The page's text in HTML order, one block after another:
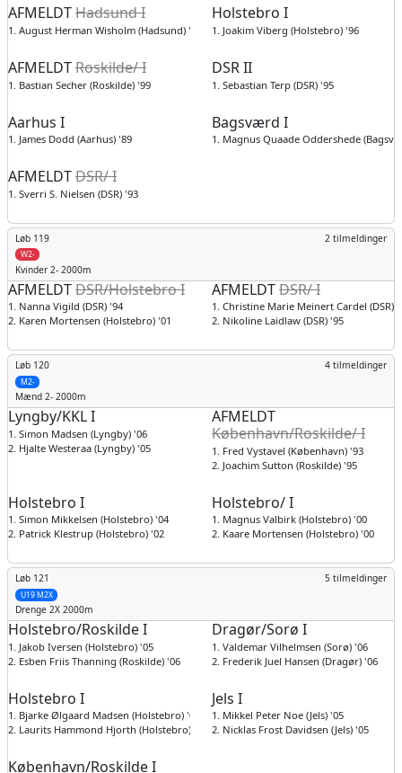
AFMELDTHadsund I
1. August Herman Wisholm (Hadsund) '04
Holstebro I
1. Joakim Viberg (Holstebro) '96
AFMELDTRoskilde/ I
1. Bastian Secher (Roskilde) '99
DSR II
1. Sebastian Terp (DSR) '95
Aarhus I
1. James Dodd (Aarhus) '89
Bagsværd I
1. Magnus Quaade Oddershede
AFMELDTDSR/ I
1. Sverri S. Nielsen (DSR) '93
Løb 119 2 tilmeldinger
W2-
Kvinder 2- 2000m
AFMELDTDSR/Holstebro I
1. Nanna Vigild (DSR) '94
2. Karen Mortensen (Holstebro) '01
AFMELDTDSR/ I
1. Christine Marie Meinert Cardel (DSR)
2. Nikoline Laidlaw (DSR) '95
Løb 120 4 tilmeldinger
M2-
Mænd 2- 2000m
Lyngby/KKL I
1. Simon Madsen (Lyngby) '06
2. Hjalte Westeraa (Lyngby) '05
AFMELDT
København/Roskilde/ I
1. Fred Vystavel (København) '93
2. Joachim Sutton (Roskilde) '95
Holstebro I
1. Simon Mikkelsen (Holstebro) '04
2. Patrick Klestrup (Holstebro) '02
Holstebro/ I
1. Magnus Valbirk (Holstebro) '00
2. Kaare Mortensen (Holstebro) '00
Løb 121 5 tilmeldinger
U19 M2X
Drenge 2X 2000m
Holstebro/Roskilde I
1. Jakob Iversen (Holstebro) '05
2. Esben Friis Thanning (Roskilde) '06
Dragør/Sorø I
1. Valdemar Vilhelmsen (Sorø) '06
2. Frederik Juel Hansen (Dragør) '06
Holstebro I
1. Bjarke Ølgaard Madsen (Holstebro) '06
2. Laurits Hammond Hjorth (Holstebro) '06
Jels I
1. Mikkel Peter Noe (Jels) '05
2. Nicklas Frost Davidsen (Jels) '05
København/Roskilde I